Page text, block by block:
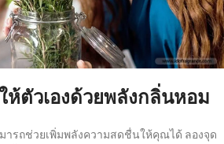
ห้ตัวเองด้วยพลังกลิ่นหอม
ารถช่วยเพิ่มพลังความสดชื่นให้คุณได้ ลองจุด